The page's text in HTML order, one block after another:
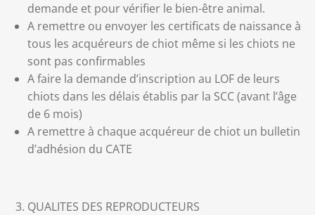
demande et pour vérifier le bien-être animal.
A remettre ou envoyer les certificats de naissance à
tous les acquéreurs de chiot même si les chiots ne
sont pas confirmables
A faire la demande d’inscription au LOF de leurs
chiots dans les délais établis par la SCC (avant l’âge
de 6 mois)
A remettre à chaque acquéreur de chiot un bulletin
d’adhésion du CATE
QUALITES DES REPRODUCTEURS